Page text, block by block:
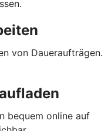
von Daueraufträgen.
bequem online auf